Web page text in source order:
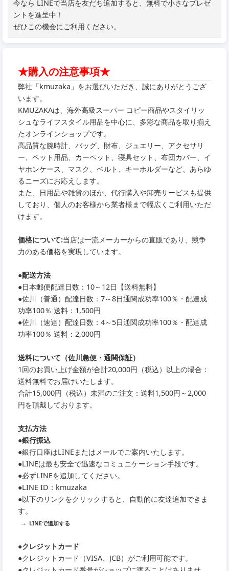
今なら LINEで当店を友だち追加すると、無料で小さなプレゼ
ントを進呈中！
ぜひこの機会にご利用ください。
★購入の注意事項★
弊社「kmuzaka」をお選びいただき、誠にありがとうござ
います。
KMUZAKAは、海外高級スーパー コピー商品やスタイリッ
シュなライフスタイル用品を中心に、多彩な商品を取り揃え
たオンラインショップです。
高品質な腕時計、バッグ、財布、ジュエリー、アクセサリ
ー、ペット用品、カーペット、寝具セット、布団カバー、イ
ヤホンケース、マスク、ベルト、キーホルダーなど、あらゆ
るニーズにお応えします。
また、日用品や雑貨のほか、代行購入や卸売サービスも提供
しており、個人のお客様から業者様まで幅広くご利用いただ
けます。
価格について:当店は一流メーカーからの直販であり、競争
力のある価格を実現しています。
●配送方法
●日本郵便配達日数：10～12日【送料無料】
●佐川（普通）配達日数：7～8日通関成功率100％・配達成
功率100％ 送料：1,500円
●佐川（速達）配達日数：4～5日通関成功率100％・配達成
功率100％ 送料：2,000円
送料について（佐川急便・通関保証）
1回のお買い上げ金額が合計20,000円（税込）以上の場合：
送料無料でお届けいたします。
合計15,000円（税込）未満のご注文：送料1,500円～2,000
円を頂戴しております。
支払方法
●銀行振込
●銀行口座はLINEまたはメールでご案内いたします。
●LINEは最も安全で迅速なコミュニケーション手段です。
●必ずLINEを追加してください。
●LINE ID：kmuzaka
●以下のリンクをクリックすると、自動的に友達追加できま
す。
→ LINEで追加する
●クレジットカード
●クレジットカード（VISA、JCB）がご利用可能です。